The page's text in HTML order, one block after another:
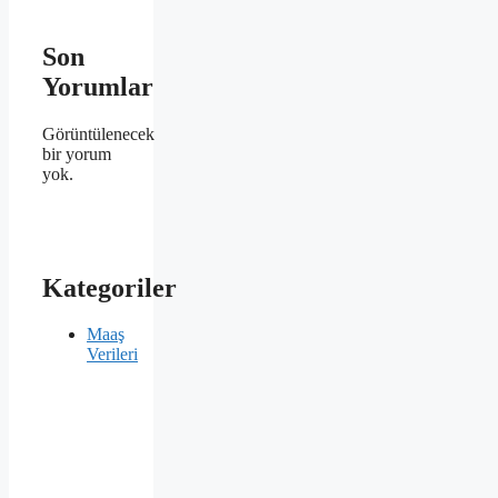
Son
Yorumlar
Görüntülenecek
bir yorum
yok.
Kategoriler
Maaş
Verileri